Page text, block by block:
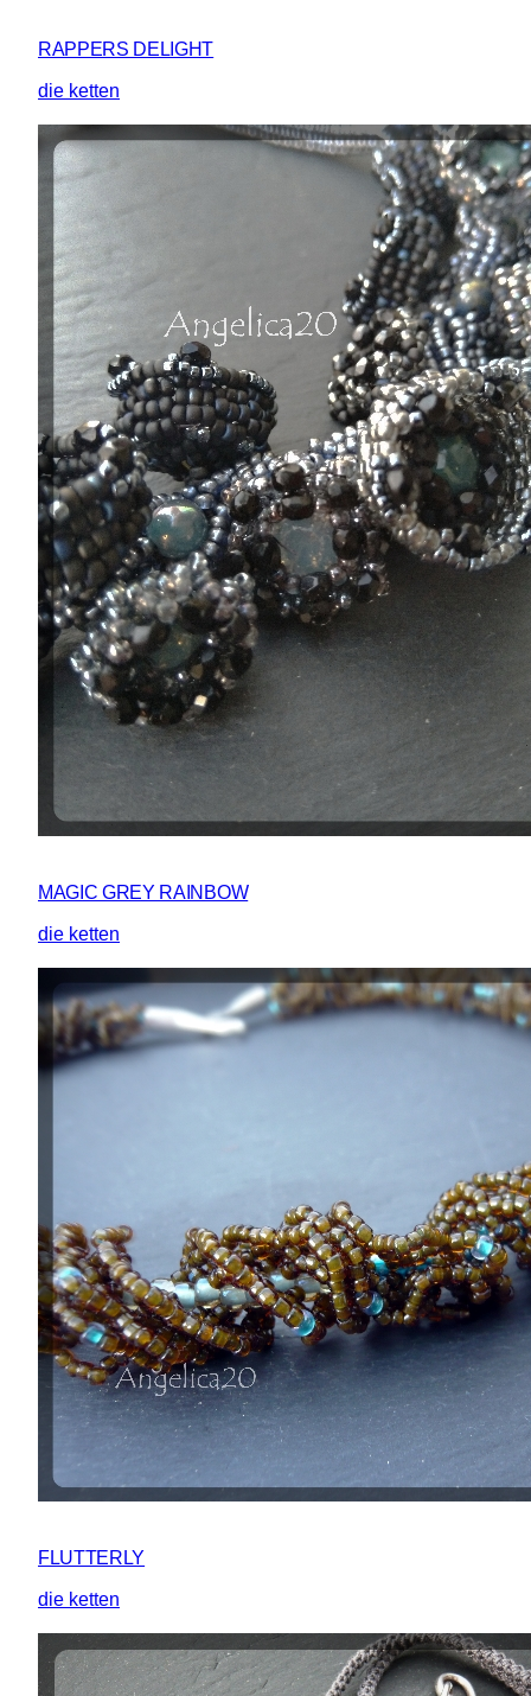
RAPPERS DELIGHT
die ketten
MAGIC GREY RAINBOW
die ketten
FLUTTERLY
die ketten